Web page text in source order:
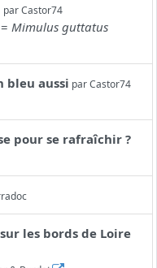
parCastor74
=Mimulus guttatus
bleu aussi parCastor74
pour se rafraîchir ?
les bords de Loire